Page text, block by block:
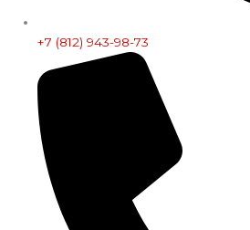
+7 (812) 943-98-73